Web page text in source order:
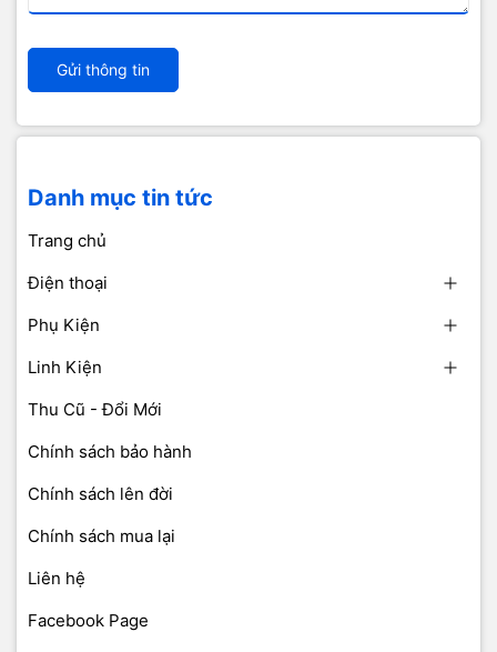
Gửi thông tin
Danh mục tin tức
Trang chủ
Điện thoại
Phụ Kiện
Linh Kiện
Thu Cũ - Đổi Mới
Chính sách bảo hành
Chính sách lên đời
Chính sách mua lại
Liên hệ
Facebook Page